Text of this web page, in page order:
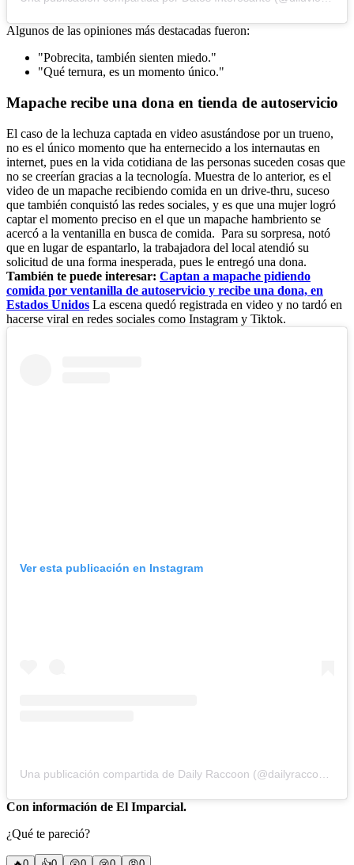
Algunos de las opiniones más destacadas fueron:
"Pobrecita, también sienten miedo."
"Qué ternura, es un momento único."
Mapache recibe una dona en tienda de autoservicio
El caso de la lechuza captada en video asustándose por un trueno,
no es el único momento que ha enternecido a los internautas en
internet, pues en la vida cotidiana de las personas suceden cosas que
no se creerían gracias a la tecnología. Muestra de lo anterior, es el
video de un mapache recibiendo comida en un drive-thru, suceso
que también conquistó las redes sociales, y es que una mujer logró
captar el momento preciso en el que un mapache hambriento se
acercó a la ventanilla en busca de comida. Para su sorpresa, notó
que en lugar de espantarlo, la trabajadora del local atendió su
solicitud de una forma inesperada, pues le entregó una dona.
También te puede interesar: Captan a mapache pidiendo
comida por ventanilla de autoservicio y recibe una dona, en
Estados Unidos La escena quedó registrada en video y no tardó en
hacerse viral en redes sociales como Instagram y Tiktok.
Ver esta publicación en Instagram
Con información de El Imparcial.
¿Qué te pareció?